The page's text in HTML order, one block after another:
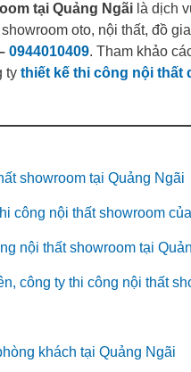
tại Quảng Ngãi là dịch
oto, nội thất, đồ
0944010409. Tham khảo
ty thiết kế thi công nội thất
showroom tại Quảng Ngãi
công nội thất showroom
nội thất showroom tại
công ty thi công nội thất
khách tại Quảng Ngãi